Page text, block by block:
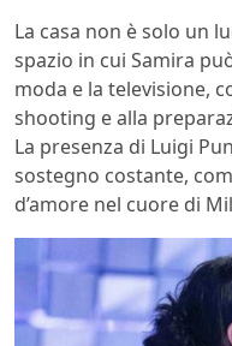
La casa non è solo un
spazio in cui Samira
moda e la televisione,
shooting e alla
La presenza di Luigi
sostegno costante,
d’amore nel cuore di